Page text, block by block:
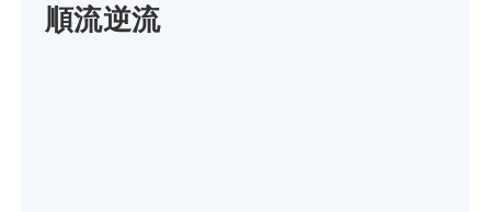
順流逆流